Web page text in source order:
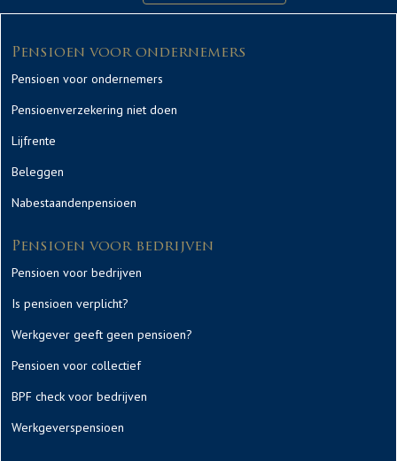
Pensioen voor ondernemers
Pensioen voor ondernemers
Pensioenverzekering niet doen
Lijfrente
Beleggen
Nabestaandenpensioen
Pensioen voor bedrijven
Pensioen voor bedrijven
Is pensioen verplicht?
Werkgever geeft geen pensioen?
Pensioen voor collectief
BPF check voor bedrijven
Werkgeverspensioen